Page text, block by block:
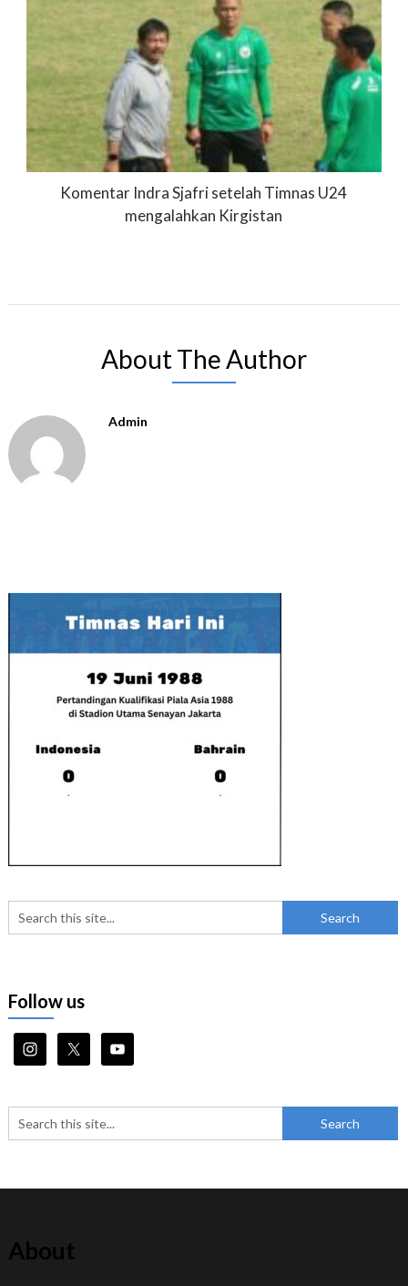
Komentar Indra Sjafri setelah Timnas U24
mengalahkan Kirgistan
About The Author
Admin
Follow us
About